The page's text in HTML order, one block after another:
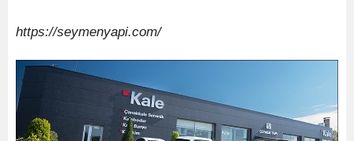
https://seymenyapi.com/